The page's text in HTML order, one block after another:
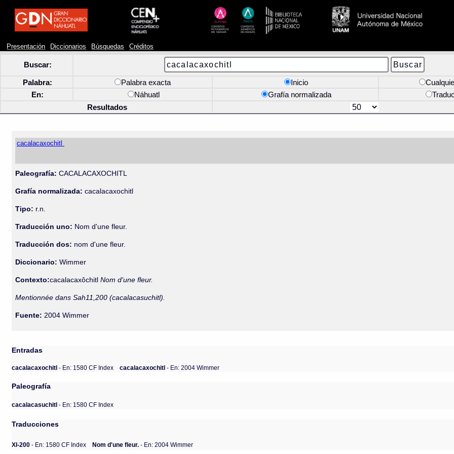
Presentación Diccionarios Búsquedas Créditos
Buscar:
Palabra: Palabra exacta Inicio
En:
Náhuatl Grafía normalizada
Resultados
cacalacaxochitl
Paleografía: CACALACAXOCHITL
Grafía normalizada: cacalacaxochitl
Tipo: r.n.
Traducción uno: Nom d'une fleur.
Traducción dos: nom d'une fleur.
Diccionario:Wimmer
Contexto:cacalacaxôchitlNom d'une fleur.
Mentionnée dans Sah11,200 (cacalacasuchitl).
Fuente: 2004 Wimmer
Entradas
cacalacaxochitl- En: 1580 CF Index cacalacaxochitl- En: 2004 Wimmer
Paleografía
cacalacasuchitl - En: 1580 CF Index
Traducciones
XI-200 - En: 1580 CF Index Nom d'une fleur. - En: 2004 Wimmer